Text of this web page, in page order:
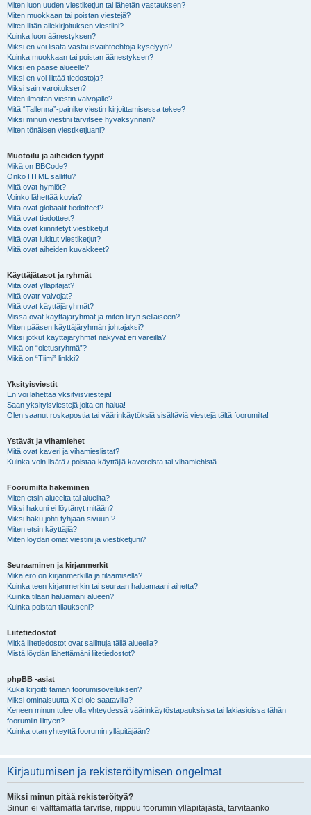
Miten luon uuden viestiketjun tai lähetän vastauksen?
Miten muokkaan tai poistan viestejä?
Miten liitän allekirjoituksen viestiini?
Kuinka luon äänestyksen?
Miksi en voi lisätä vastausvaihtoehtoja kyselyyn?
Kuinka muokkaan tai poistan äänestyksen?
Miksi en pääse alueelle?
Miksi en voi liittää tiedostoja?
Miksi sain varoituksen?
Miten ilmoitan viestin valvojalle?
Mitä “Tallenna”-painike viestin kirjoittamisessa tekee?
Miksi minun viestini tarvitsee hyväksynnän?
Miten tönäisen viestiketjuani?
Muotoilu ja aiheiden tyypit
Mikä on BBCode?
Onko HTML sallittu?
Mitä ovat hymiöt?
Voinko lähettää kuvia?
Mitä ovat globaalit tiedotteet?
Mitä ovat tiedotteet?
Mitä ovat kiinnitetyt viestiketjut
Mitä ovat lukitut viestiketjut?
Mitä ovat aiheiden kuvakkeet?
Käyttäjätasot ja ryhmät
Mitä ovat ylläpitäjät?
Mitä ovatr valvojat?
Mitä ovat käyttäjäryhmät?
Missä ovat käyttäjäryhmät ja miten liityn sellaiseen?
Miten pääsen käyttäjäryhmän johtajaksi?
Miksi jotkut käyttäjäryhmät näkyvät eri väreillä?
Mikä on “oletusryhmä”?
Mikä on “Tiimi” linkki?
Yksityisviestit
En voi lähettää yksityisviestejä!
Saan yksityisviestejä joita en halua!
Olen saanut roskapostia tai väärinkäytöksiä sisältäviä viestejä tältä foorumilta!
Ystävät ja vihamiehet
Mitä ovat kaveri ja vihamieslistat?
Kuinka voin lisätä / poistaa käyttäjiä kavereista tai vihamiehistä
Foorumilta hakeminen
Miten etsin alueelta tai alueilta?
Miksi hakuni ei löytänyt mitään?
Miksi haku johti tyhjään sivuun!?
Miten etsin käyttäjiä?
Miten löydän omat viestini ja viestiketjuni?
Seuraaminen ja kirjanmerkit
Mikä ero on kirjanmerkillä ja tilaamisella?
Kuinka teen kirjanmerkin tai seuraan haluamaani aihetta?
Kuinka tilaan haluamani alueen?
Kuinka poistan tilaukseni?
Liitetiedostot
Mitkä liitetiedostot ovat sallittuja tällä alueella?
Mistä löydän lähettämäni liitetiedostot?
phpBB -asiat
Kuka kirjoitti tämän foorumisovelluksen?
Miksi ominaisuutta X ei ole saatavilla?
Keneen minun tulee olla yhteydessä väärinkäytöstapauksissa tai lakiasioissa tähän
foorumiin liittyen?
Kuinka otan yhteyttä foorumin ylläpitäjään?
Kirjautumisen ja rekisteröitymisen ongelmat
Miksi minun pitää rekisteröityä?
Sinun ei välttämättä tarvitse, riippuu foorumin ylläpitäjästä, tarvitaanko